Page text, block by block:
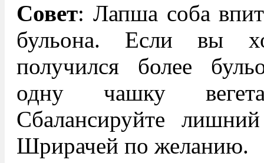
Совет: Лапша соба
бульона. Если вы
получился более
одну чашку
Сбалансируйте
Шрирачей по желанию.